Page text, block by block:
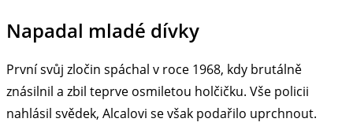
Napadal mladé dívky
První svůj zločin spáchal v roce 1968, kdy brutálně
znásilnil a zbil teprve osmiletou holčičku. Vše policii
nahlásil svědek, Alcalovi se však podařilo uprchnout.